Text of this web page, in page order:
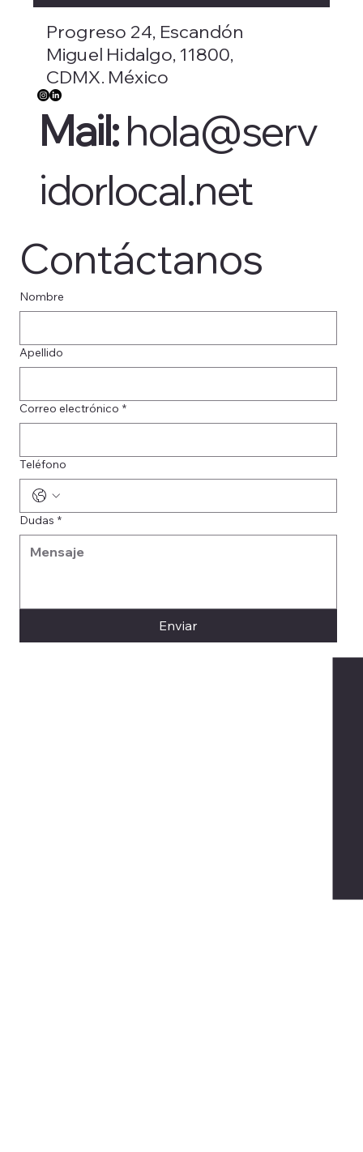
Progreso 24, Escandón
Miguel Hidalgo, 11800,
CDMX. México
Contáctanos
Nombre
Apellido
Correo electrónico *
Teléfono
Dudas *
Enviar
Mail:hola@serv
idorlocal.net